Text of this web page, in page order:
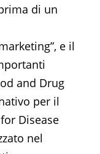
di un
e il
and Drug
per il
Disease
nel